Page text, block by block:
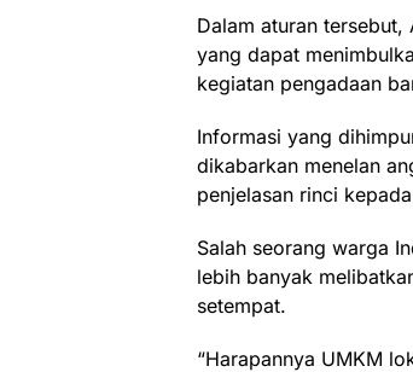
Dalam aturan
yang dapat
kegiatan pengadaan
Informasi yang
dikabarkan menelan
penjelasan rinci
Salah seorang warga
lebih banyak
setempat.
“Harapannya UMKM